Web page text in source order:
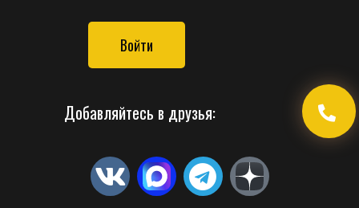
Войти
Добавляйтесь в друзья: